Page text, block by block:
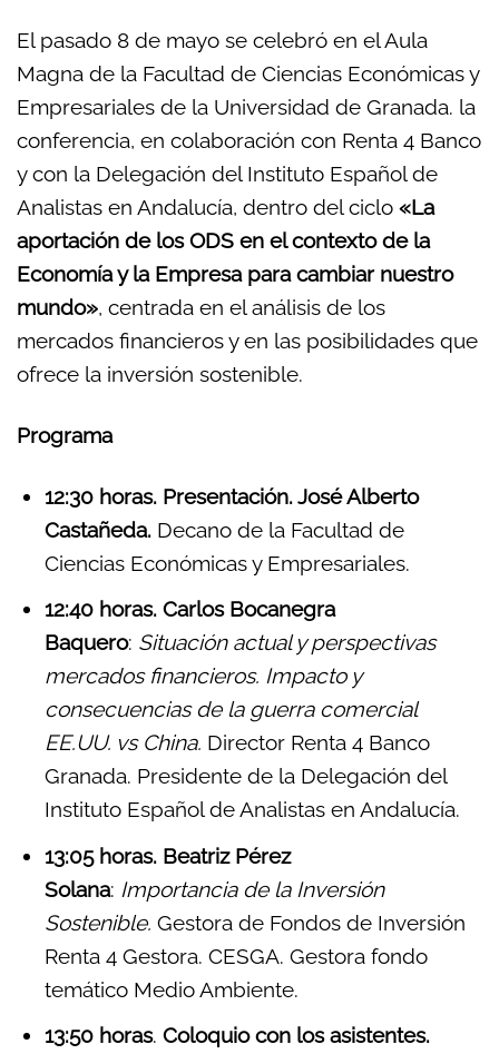
El pasado 8 de mayo se celebró en el Aula
Magna de la Facultad de Ciencias Económicas y
Empresariales de la Universidad de Granada. la
conferencia, en colaboración con Renta 4 Banco
y con la Delegación del Instituto Español de
Analistas en Andalucía, dentro del ciclo «La
aportación de los ODS en el contexto de la
Economía y la Empresa para cambiar nuestro
mundo», centrada en el análisis de los
mercados financieros y en las posibilidades que
ofrece la inversión sostenible.
Programa
12:30 horas. Presentación. José Alberto
Castañeda. Decano de la Facultad de
Ciencias Económicas y Empresariales.
12:40 horas. Carlos Bocanegra
Baquero: Situación actual y perspectivas
mercados financieros. Impacto y
consecuencias de la guerra comercial
EE.UU. vs China. Director Renta 4 Banco
Granada. Presidente de la Delegación del
Instituto Español de Analistas en Andalucía.
13:05 horas. Beatriz Pérez
Solana: Importancia de la Inversión
Sostenible. Gestora de Fondos de Inversión
Renta 4 Gestora. CESGA. Gestora fondo
temático Medio Ambiente.
13:50 horas. Coloquio con los asistentes.